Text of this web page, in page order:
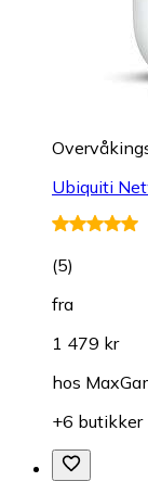
Ubiquiti
(5)
fra
1 479 kr
hos
+6 butikker